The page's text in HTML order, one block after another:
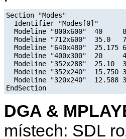
Section "Modes"
  Identifier "Modes[0]"
Modeline "800x600"  40
Modeline "712x600"  35.0
Modeline "640x480"  25.175
Modeline "400x300"  20
Modeline "352x288"  25.10
Modeline "352x240"  15.750
Modeline "320x240"  12.588
DGA &
místech: SDL